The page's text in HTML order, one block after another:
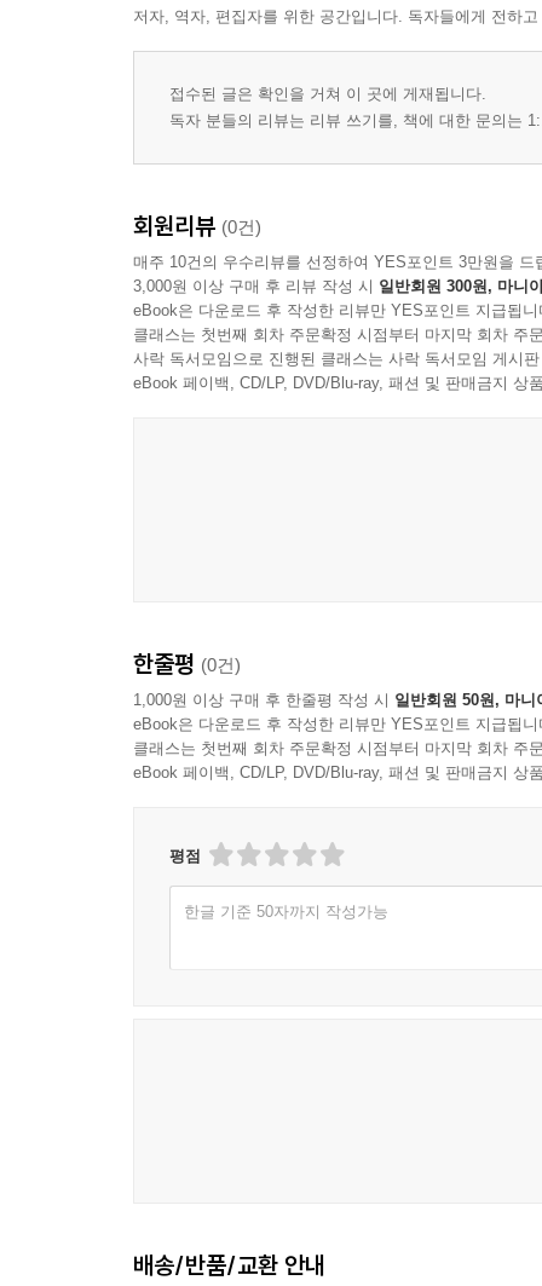
저자, 역자, 편집자를 위한 공간입니다. 독자들에게 전하
접수된 글은 확인을 거쳐 이 곳에 게재됩니다.
독자 분들의 리뷰는 리뷰 쓰기를, 책에 대한 문의는
회원리뷰 (0건)
매주 10건의 우수리뷰를 선정하여 YES포인트 3만원을 드
3,000원 이상 구매 후 리뷰 작성 시 일반회원 300원, 마니
eBook은 다운로드 후 작성한 리뷰만 YES포인트 지급됩니
클래스는 첫번째 회차 주문확정 시점부터 마지막 회차 주
사락 독서모임으로 진행된 클래스는 사락 독서모임 게시
eBook 페이백, CD/LP, DVD/Blu-ray, 패션 및 판매금지 상
한줄평 (0건)
1,000원 이상 구매 후 한줄평 작성 시 일반회원 50원, 마니
eBook은 다운로드 후 작성한 리뷰만 YES포인트 지급됩니
클래스는 첫번째 회차 주문확정 시점부터 마지막 회차 주
eBook 페이백, CD/LP, DVD/Blu-ray, 패션 및 판매금지 상
평점
한글 기준 50자까지 작성가능
배송/반품/교환 안내